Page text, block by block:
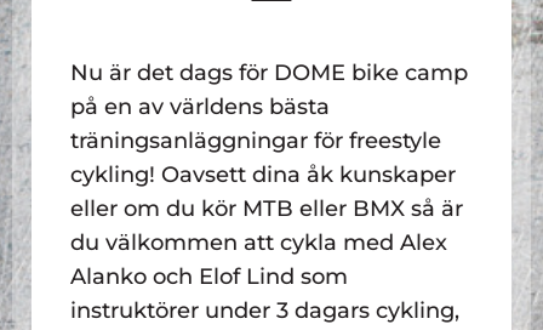
Nu är det dags för DOME bike camp
på en av världens bästa
träningsanläggningar för freestyle
cykling! Oavsett dina åk kunskaper
eller om du kör MTB eller BMX så är
du välkommen att cykla med Alex
Alanko och Elof Lind som
instruktörer under 3 dagars cykling,